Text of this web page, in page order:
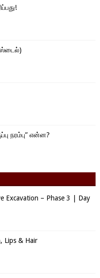
நரம்பு” என்ன?
Excavation – Phase 3 | Day
Lips & Hair